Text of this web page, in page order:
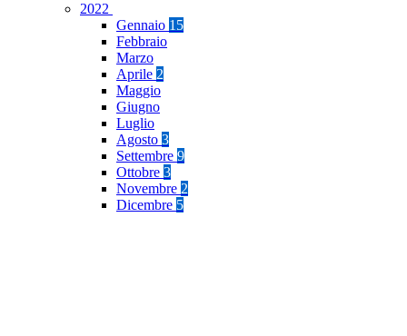
2022
Gennaio 15
Febbraio
Marzo
Aprile 2
Maggio
Giugno
Luglio
Agosto 3
Settembre 9
Ottobre 3
Novembre 2
Dicembre 5